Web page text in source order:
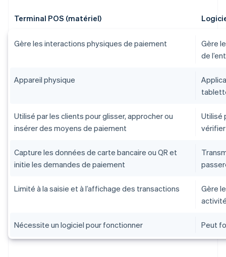
Terminal POS (matériel)
Gère les interactions physiques de paiement
Gère
de
Appareil physique
Utilisé par les clients pour glisser, approcher ou
insérer des moyens de paiement
Utilisé
Capture les données de carte bancaire ou QR et
initie les demandes de paiement
Limité à la saisie et à l’affichage des transactions
Gère
Nécessite un logiciel pour fonctionner Peut